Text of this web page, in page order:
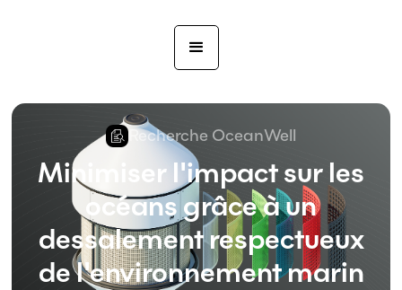
Recherche OceanWell
Minimiser l'impact sur les
océans grâce à un
dessalement respectueux
de l'environnement marin